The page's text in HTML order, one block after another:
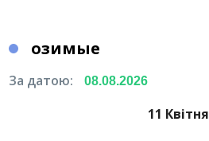
озимые
За датою:
11 Квітня